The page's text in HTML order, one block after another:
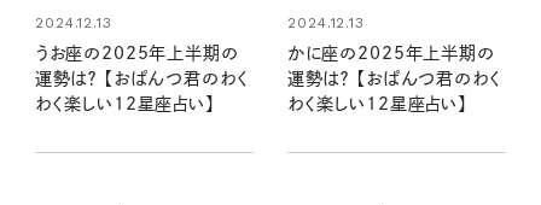
2024.12.13
うお座の2025年上半期の
運勢は？ 【おぱんつ君のわく
わく楽しい12星座占い】
2024.12.13
かに座の2025年上半期の
運勢は？ 【おぱんつ君のわく
わく楽しい12星座占い】